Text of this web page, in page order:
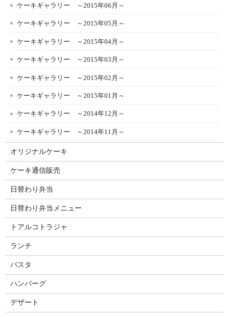
ケーキギャラリー ～2015年06月～
ケーキギャラリー ～2015年05月～
ケーキギャラリー ～2015年04月～
ケーキギャラリー ～2015年03月～
ケーキギャラリー ～2015年02月～
ケーキギャラリー ～2015年01月～
ケーキギャラリー ～2014年12月～
ケーキギャラリー ～2014年11月～
オリジナルケーキ
ケーキ通信販売
日替わり弁当
日替わり弁当メニュー
トアルコトラジャ
ランチ
パスタ
ハンバーグ
デザート